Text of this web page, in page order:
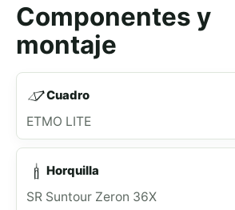
Componentes y
montaje
Cuadro
ETMO LITE
Horquilla
SR Suntour Zeron 36X